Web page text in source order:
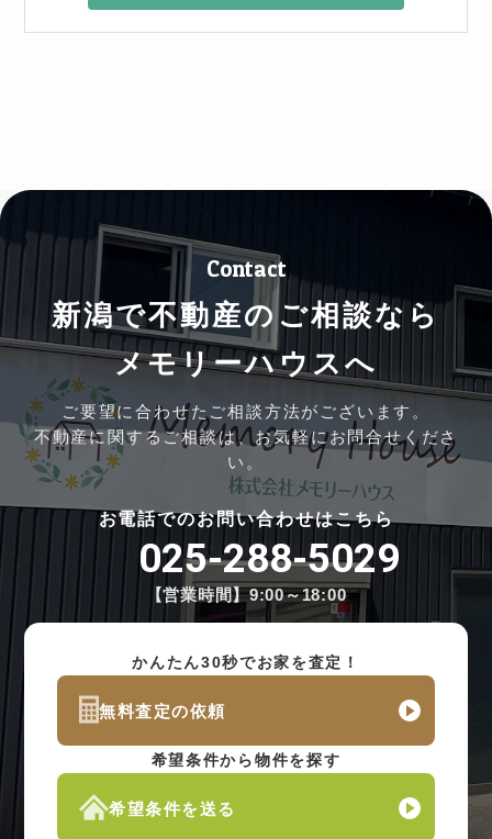
Contact
新潟で不動産のご相談なら
メモリーハウスへ
ご要望に合わせたご相談方法がございます。
不動産に関するご相談は、お気軽にお問合せくださ
い。
お電話でのお問い合わせはこちら
025-288-5029
【営業時間】9:00～18:00
かんたん30秒でお家を査定！
無料査定の依頼
希望条件から物件を探す
希望条件を送る